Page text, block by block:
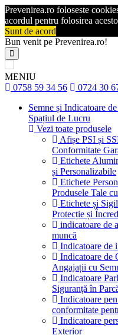
Prevenirea.ro foloseste
acordul pentru folosirea
Sunt de acord
Bun venit pe Prevenirea.ro!
MENIU
0758 59 34 56
0724 30
Semne și Indicatoare
Spațiul de Lucru
Vezi toate produsele
Afișe PSI și
Conformitate
Etichete
și Personalizabile
Etichete
Produsele Tale
Etichete și
Protecție și
indicatoare de
muncă
Indicatoare de
Indicatoare de
Angajații cu
Indicatoare
Siguranță în
Indicatoare
conformitate
Indicatoare
Exterior